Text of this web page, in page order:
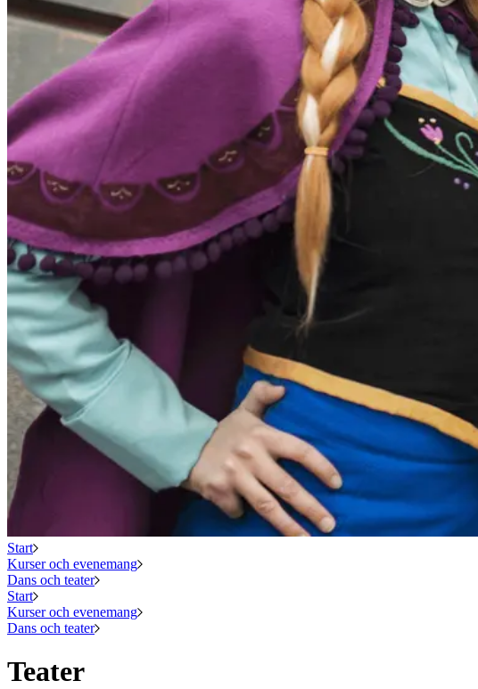
Start
Kurser och evenemang
Dans och teater
Start
Kurser och evenemang
Dans och teater
Teater